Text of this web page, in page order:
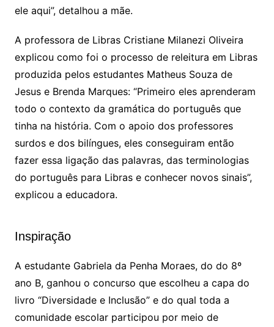
ele aqui”, detalhou a mãe.
A professora de Libras Cristiane Milanezi Oliveira
explicou como foi o processo de releitura em Libras
produzida pelos estudantes Matheus Souza de
Jesus e Brenda Marques: “Primeiro eles aprenderam
todo o contexto da gramática do português que
tinha na história. Com o apoio dos professores
surdos e dos bilíngues, eles conseguiram então
fazer essa ligação das palavras, das terminologias
do português para Libras e conhecer novos sinais”,
explicou a educadora.
Inspiração
A estudante Gabriela da Penha Moraes, do do 8º
ano B, ganhou o concurso que escolheu a capa do
livro “Diversidade e Inclusão” e do qual toda a
comunidade escolar participou por meio de